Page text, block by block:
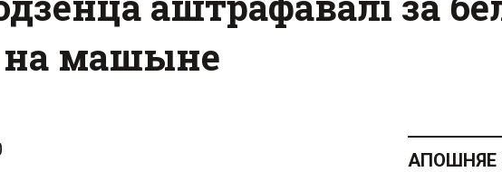
на машыне
АПОШНЯЕ